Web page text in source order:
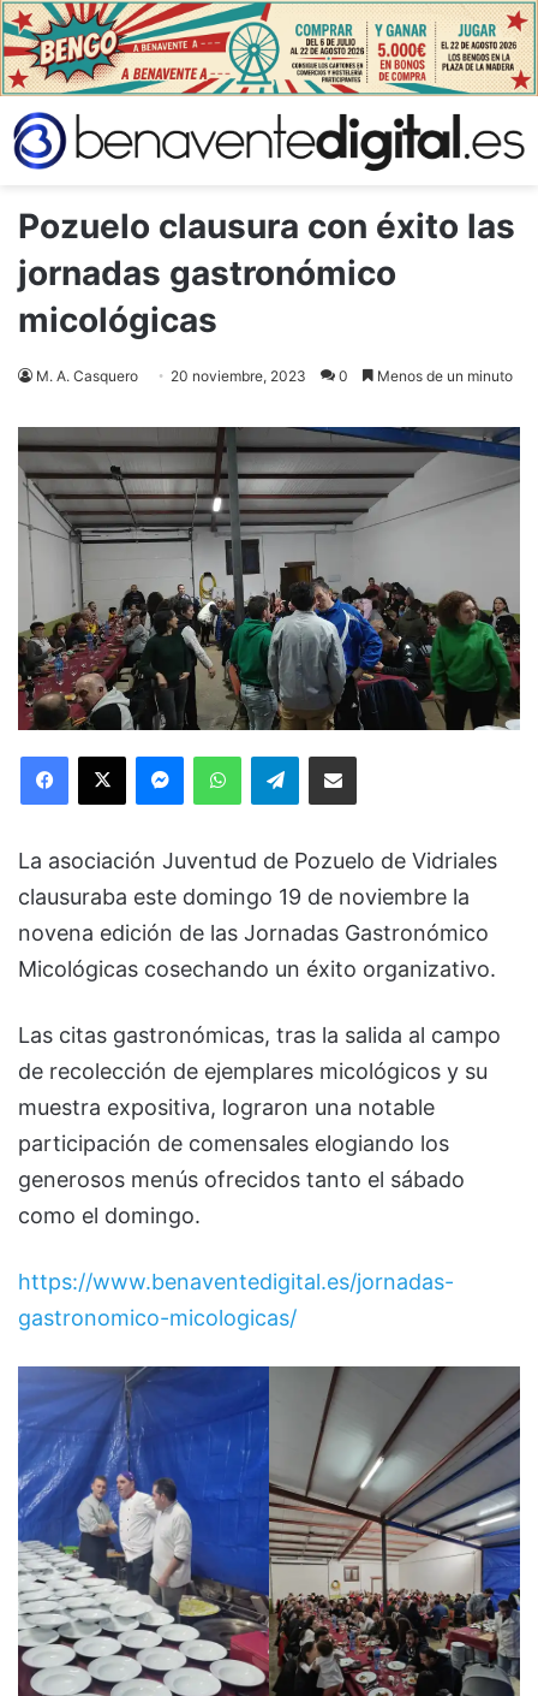
Pozuelo clausura con éxito las
jornadas gastronómico
micológicas
M. A. Casquero 20 noviembre, 2023 0 Menos de un minuto
Facebook
X MessengerWhatsAppTelegramCompartir via Email
La asociación Juventud de Pozuelo de Vidriales
clausuraba este domingo 19 de noviembre la
novena edición de las Jornadas Gastronómico
Micológicas cosechando un éxito organizativo.
Las citas gastronómicas, tras la salida al campo
de recolección de ejemplares micológicos y su
muestra expositiva, lograron una notable
participación de comensales elogiando los
generosos menús ofrecidos tanto el sábado
como el domingo.
https://www.benaventedigital.es/jornadas-
gastronomico-micologicas/